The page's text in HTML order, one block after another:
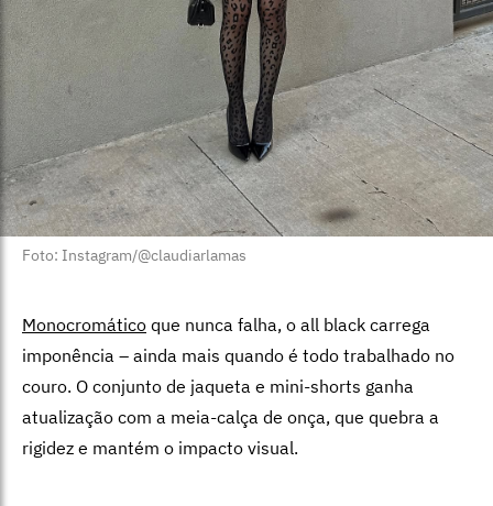
Foto: Instagram/@claudiarlamas
Monocromático que nunca falha, o all black carrega
imponência – ainda mais quando é todo trabalhado no
couro. O conjunto de jaqueta e mini-shorts ganha
atualização com a meia-calça de onça, que quebra a
rigidez e mantém o impacto visual.